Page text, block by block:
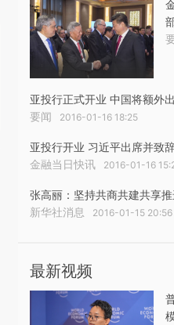
亚投行正式开业 中国将额外
要闻 2016-01-16 18:25
亚投行开业 习近平出席并致
金融当日快讯 2016-01-16
张高丽：坚持共商共建共享推
新华社消息 2016-01-15 20:56
最新视频